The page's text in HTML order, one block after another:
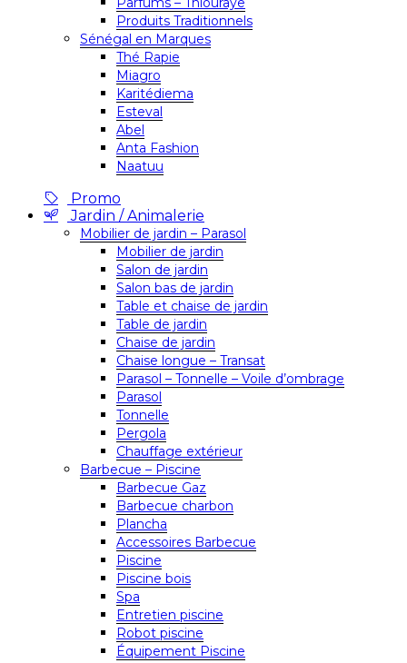
Produits Traditionnels
Sénégal en Marques
Thé Rapie
Miagro
Karitédiema
Esteval
Abel
Anta Fashion
Naatuu
Promo
Jardin / Animalerie
Mobilier de jardin – Parasol
Mobilier de jardin
Salon de jardin
Salon bas de jardin
Table et chaise de jardin
Table de jardin
Chaise de jardin
Chaise longue – Transat
Parasol – Tonnelle – Voile d’ombrage
Parasol
Tonnelle
Pergola
Chauffage extérieur
Barbecue – Piscine
Barbecue Gaz
Barbecue charbon
Plancha
Accessoires Barbecue
Piscine
Piscine bois
Spa
Entretien piscine
Robot piscine
Équipement Piscine